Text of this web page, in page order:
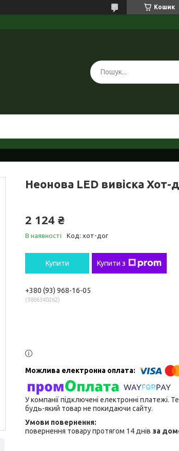
Кошик
Неонова LED вивіска Хот-
2 124 ₴
В наявності Код: хот-дог
Купити Купити з
+380 (93) 968-16-05
3806340262
У компанії підключені електронні платежі.
будь-який товар не покидаючи сайту.
повернення товару протягом 14 днів за